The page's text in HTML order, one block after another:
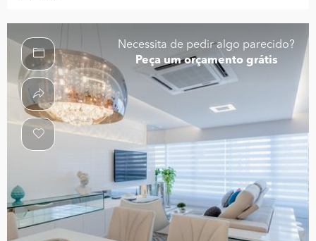
Necessita de pedir algo parecido?
Peça um orçamento grátis